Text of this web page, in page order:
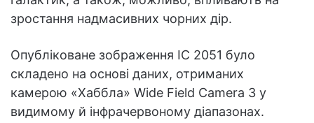
зростання надмасивних чорних дір.
Опубліковане зображення IC 2051 було
складено на основі даних, отриманих
камерою «Хаббла» Wide Field Camera 3 у
видимому й інфрачервоному діапазонах.